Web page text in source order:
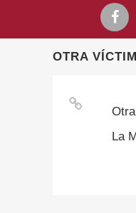
OTRA
La